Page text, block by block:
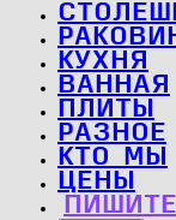
КУХНЯ
ВАННАЯ
ПЛИТЫ
РАЗНОЕ
КТО МЫ
ЦЕНЫ